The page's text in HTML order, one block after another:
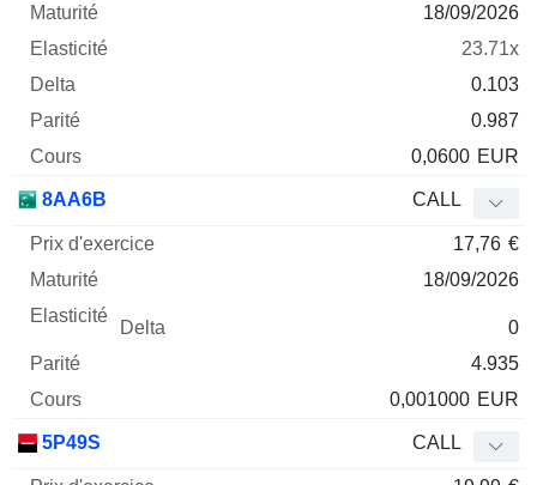
18/09/2026
23.71x
0.103
0.987
0,0600 EUR
8AA6B CALL
17,76 €
18/09/2026
0
4.935
0,001000 EUR
5P49S CALL